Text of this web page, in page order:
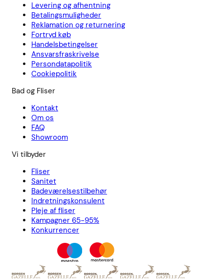
Levering og afhentning
Betalingsmuligheder
Reklamation og returnering
Fortryd køb
Handelsbetingelser
Ansvarsfraskrivelse
Persondatapolitik
Cookiepolitik
Bad og Fliser
Kontakt
Om os
FAQ
Showroom
Vi tilbyder
Fliser
Sanitet
Badeværelsestilbehør
Indretningskonsulent
Pleje af fliser
Kampagner 65-95%
Konkurrencer